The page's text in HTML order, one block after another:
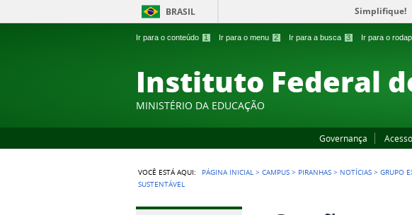
Ir para o conteúdo 1 Ir para o menu 2 Ir para a busca 3 Ir para o
BRASIL Simplifique!
Instituto Federal
MINISTÉRIO DA EDUCAÇÃO
Governança
VOCÊ ESTÁ AQUI: PÁGINA INICIAL >CAMPUS > PIRANHAS > NOTÍCIAS >GRUPO
SUSTENTÁVEL